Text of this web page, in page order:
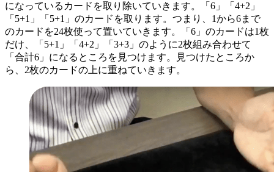
になっているカードを取り除いていきます。「6」「4+2」
「5+1」「5+1」のカードを取ります。つまり、1から6まで
のカードを24枚使って置いていきます。「6」のカードは1枚
だけ、「5+1」「4+2」「3+3」のように2枚組み合わせて
「合計6」になるところを見つけます。見つけたところか
ら、2枚のカードの上に重ねていきます。